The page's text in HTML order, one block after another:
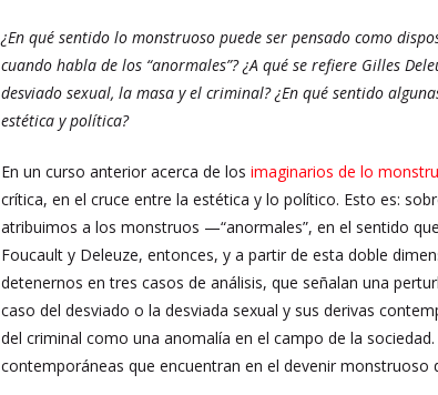
¿En qué sentido lo monstruoso puede ser pensado como
cuando habla de los “anormales”? ¿A qué se refiere Gilles
desviado sexual, la masa y el criminal? ¿En qué sentido
estética y política?
En un curso anterior acerca de losimaginarios de lo
crítica, en el cruce entre la estética y lo político. Esto es:
atribuimos a los monstruos —“anormales”, en el sentido
Foucault y Deleuze, entonces, y a partir de esta doble
detenernos en tres casos de análisis, que señalan una
caso del desviado o la desviada sexual y sus derivas
del criminal como una anomalía en el campo de la
contemporáneas que encuentran en el devenir monstruoso